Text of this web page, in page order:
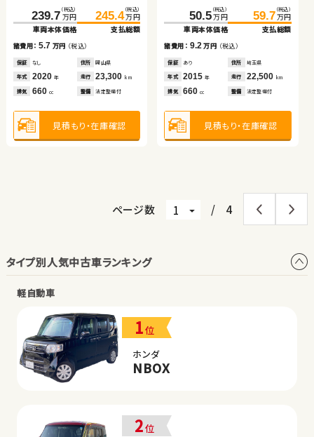
239.7 （税込）
万円
車両本体価格
245.4（税込）
万円
支払総額
諸費用：5.7 万円 （税込）
保証 なし 住所 岡山県
年式 2020 年 走行 23,300 km
排気 660 cc 整備 法定整備付
見積もり・在庫確認
50.5 （税込）
万円
車両本体価格
59.7 （税込）
万円
支払総額
諸費用： 9.2 万円 （税込）
保証 あり 住所 埼玉県
年式 2015年 走行 22,500 km
排気 660cc 整備 法定整備付
見積もり・在庫確認
日産 セレナ
114.9万円
車両本体価格
諸費用：5.0 万円 （税込）
保証 あり 住所 徳島県
2016 50,600
排気 2,000cc 整備 法定整備付
スズキ ワゴンＲ スティン
グレー
58.3万円
車両本体価格
諸費用：10.5万円 （税込）
保証 あり 住所 宮城県
2015 27,100
排気 660 整備 法定整備付
ホンダ フィット ハイブリ
ッド
62.7万円
車両本体価格
諸費用：7.9 万円 （税込）
保証 なし 住所 岡山県
排気 1,500cc 整備 法定整備付
ダイハツ タント
141.9万円
車両本体価格
諸費用：5.5 万円 （税込）
保証 あり 住所 青森県
排気 660 整備 法定整備付
ページ数 / 4
タイプ別人気中古車ランキング
軽自動車
1位
ホンダ
NBOX
2位